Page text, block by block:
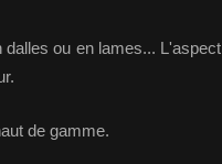
dalles ou en lames... L'aspect
de gamme.